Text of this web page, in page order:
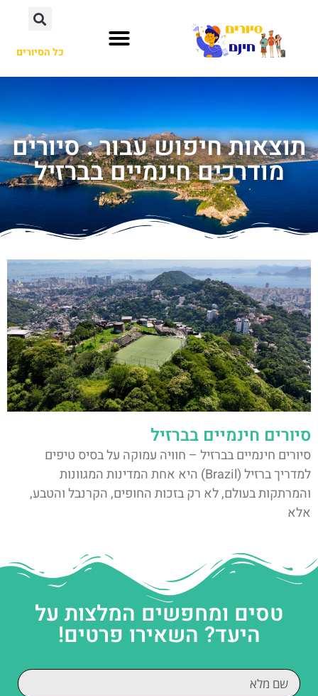
כל הסיורים
תוצאות חיפוש עבור : סיורים
מודרכים חינמיים בברזיל
סיורים חינמיים בברזיל
סיורים חינמיים בברזיל – חוויה עמוקה על בסיס טיפים
למדריך ברזיל (Brazil) היא אחת המדינות המגוונות
והמרתקות בעולם, לא רק בזכות החופים, הקרנבל והטבע,
אלא
טסים ומחפשים המלצות על
היעד? השאירו פרטים!